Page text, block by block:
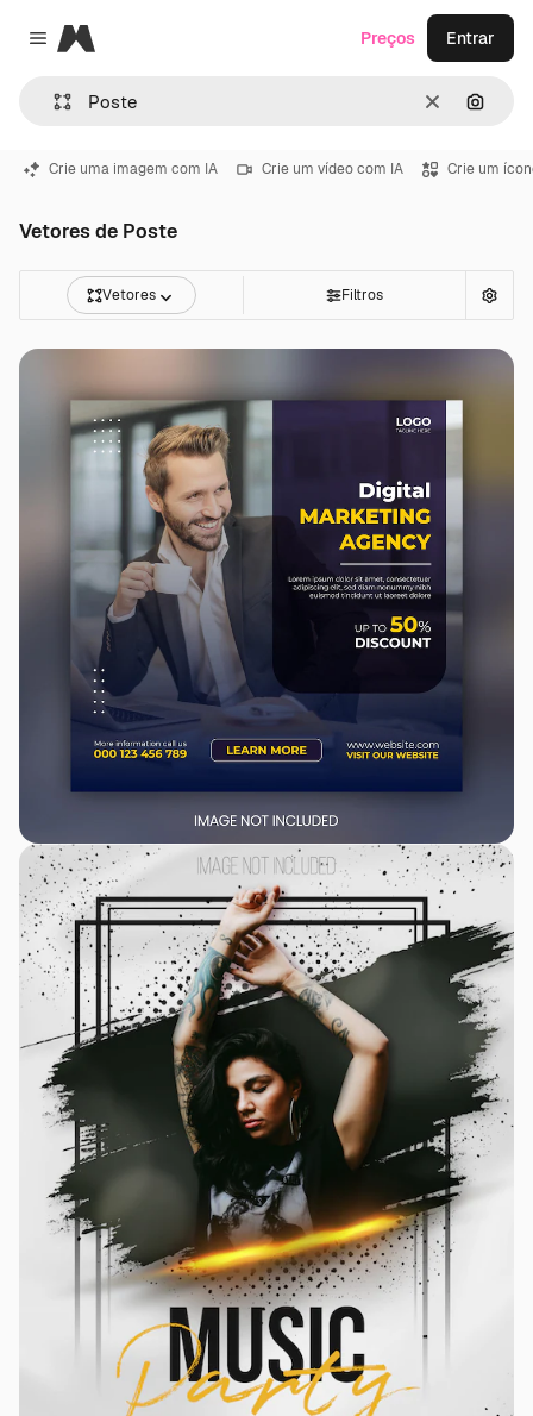
Close menu
Magnific
Limpar
Preços Entrar
Crie uma imagem com IA Crie um vídeo com IA Crie um
Vetores de Poste
Vetores Filtros